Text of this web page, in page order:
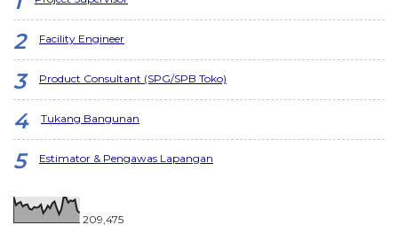
Facility Engineer
Product Consultant (SPG/SPB Toko)
Tukang Bangunan
Estimator & Pengawas Lapangan
209,475